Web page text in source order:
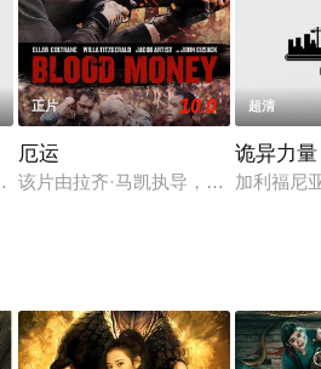
可移步至豆瓣电影、电视猫或剧
past enters a mysterious
正片 10.0
厄运
该片由拉齐·马凯执导，贾里德·巴特
超清
诡异力量
加利福尼